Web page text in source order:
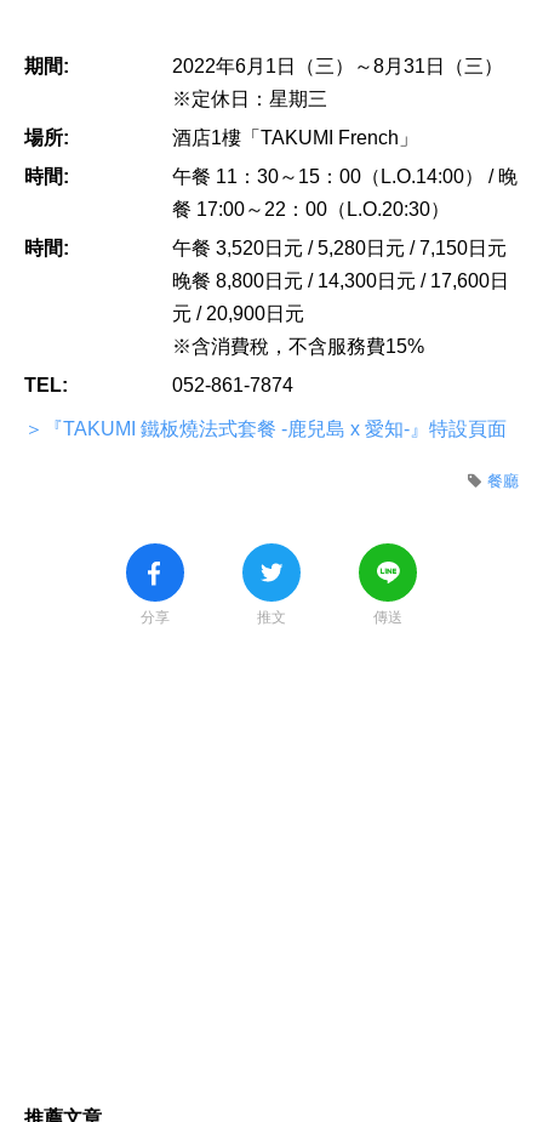
期間:
2022年6月1日（三）～8月31日（三）
※定休日：星期三
場所:
酒店1樓「TAKUMI French」
時間:
午餐 11：30～15：00（L.O.14:00） / 晚
餐 17:00～22：00（L.O.20:30）
時間:
午餐 3,520日元 / 5,280日元 / 7,150日元
晚餐 8,800日元 / 14,300日元 / 17,600日
元 / 20,900日元
※含消費稅，不含服務費15%
TEL:
052-861-7874
＞『TAKUMI 鐵板燒法式套餐 -鹿兒島 x 愛知-』特設頁面
餐廳
分享 推文 傳送
推薦文章